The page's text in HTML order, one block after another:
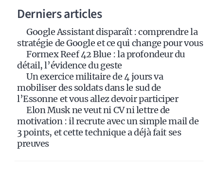
Derniers articles
Google Assistant disparaît : comprendre la
stratégie de Google et ce qui change pour vous
Formex Reef 42 Blue : la profondeur du
détail, l’évidence du geste
Un exercice militaire de 4 jours va
mobiliser des soldats dans le sud de
l’Essonne et vous allez devoir participer
Elon Musk ne veut ni CV ni lettre de
motivation : il recrute avec un simple mail de
3 points, et cette technique a déjà fait ses
preuves